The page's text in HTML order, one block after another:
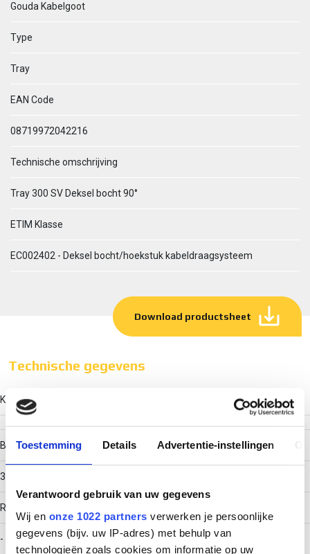
Toestemming Details Advertentie-instellingen
Verantwoord gebruik van uw gegevens
Wij en onze 1022 partners verwerken je persoonlijke
gegevens (bijv. uw IP-adres) met behulp van
technologieën zoals cookies om informatie op uw
Gouda Kabelgoot
Type
Tray
EAN Code
08719972042216
Technische omschrijving
Tray 300 SV Deksel bocht 90°
ETIM Klasse
EC002402 - Deksel bocht/hoekstuk kabeldraagsysteem
Download productsheet
Technische gegevens
Kleur
Breedte
300
RAL-nummer
-